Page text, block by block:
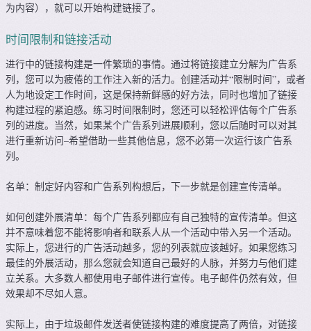
为内容），就可以开始构建链接了。
时间限制和链接活动
进行中的链接构建是一件繁琐的事情。通过将链接建立分解为广告系
列，您可以为疲倦的工作注入新的活力。创建活动并“限制时间”，或者
人为地设定工作时间，这是保持新鲜感的好方法，同时也增加了链接
构建过程的紧迫感。练习时间限制时，您还可以轻松评估每个广告系
列的进度。当然，如果某个广告系列进展顺利，您以后随时可以对其
进行重新访问–希望借助一些其他信息，您不必第一次运行该广告系
列。
名单：制定好内容和广告系列构想后，下一步就是创建宣传清单。
如何创建外展清单：每个广告系列都应有自己独特的宣传清单。但这
并不意味着您不能将影响者和联系人从一个活动中带入另一个活动。
实际上，您进行的广告活动越多，您的列表就应该越好。如果您练习
最佳的外展活动，那么您就会知道自己最好的人脉，并努力与他们建
立关系。大多数人都使用电子邮件进行宣传。电子邮件仍然有效，但
效果却不尽如人意。
实际上，由于垃圾邮件发送者使链接构建的难度提高了两倍，对链接